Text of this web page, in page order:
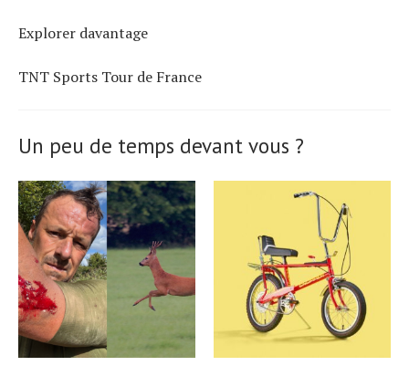
Explorer davantage
TNT Sports Tour de France
Un peu de temps devant vous ?